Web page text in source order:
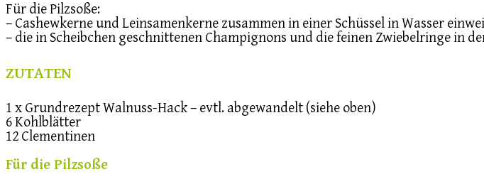
Für die Pilzsoße:
– Cashewkerne und Leinsamenkerne zusammen in einer Schüssel in Wasser
– die in Scheibchen geschnittenen Champignons und die feinen Zwiebelringe in
ZUTATEN
1 x Grundrezept Walnuss-Hack – evtl. abgewandelt (siehe oben)
6 Kohlblätter
12 Clementinen
Für die Pilzsoße